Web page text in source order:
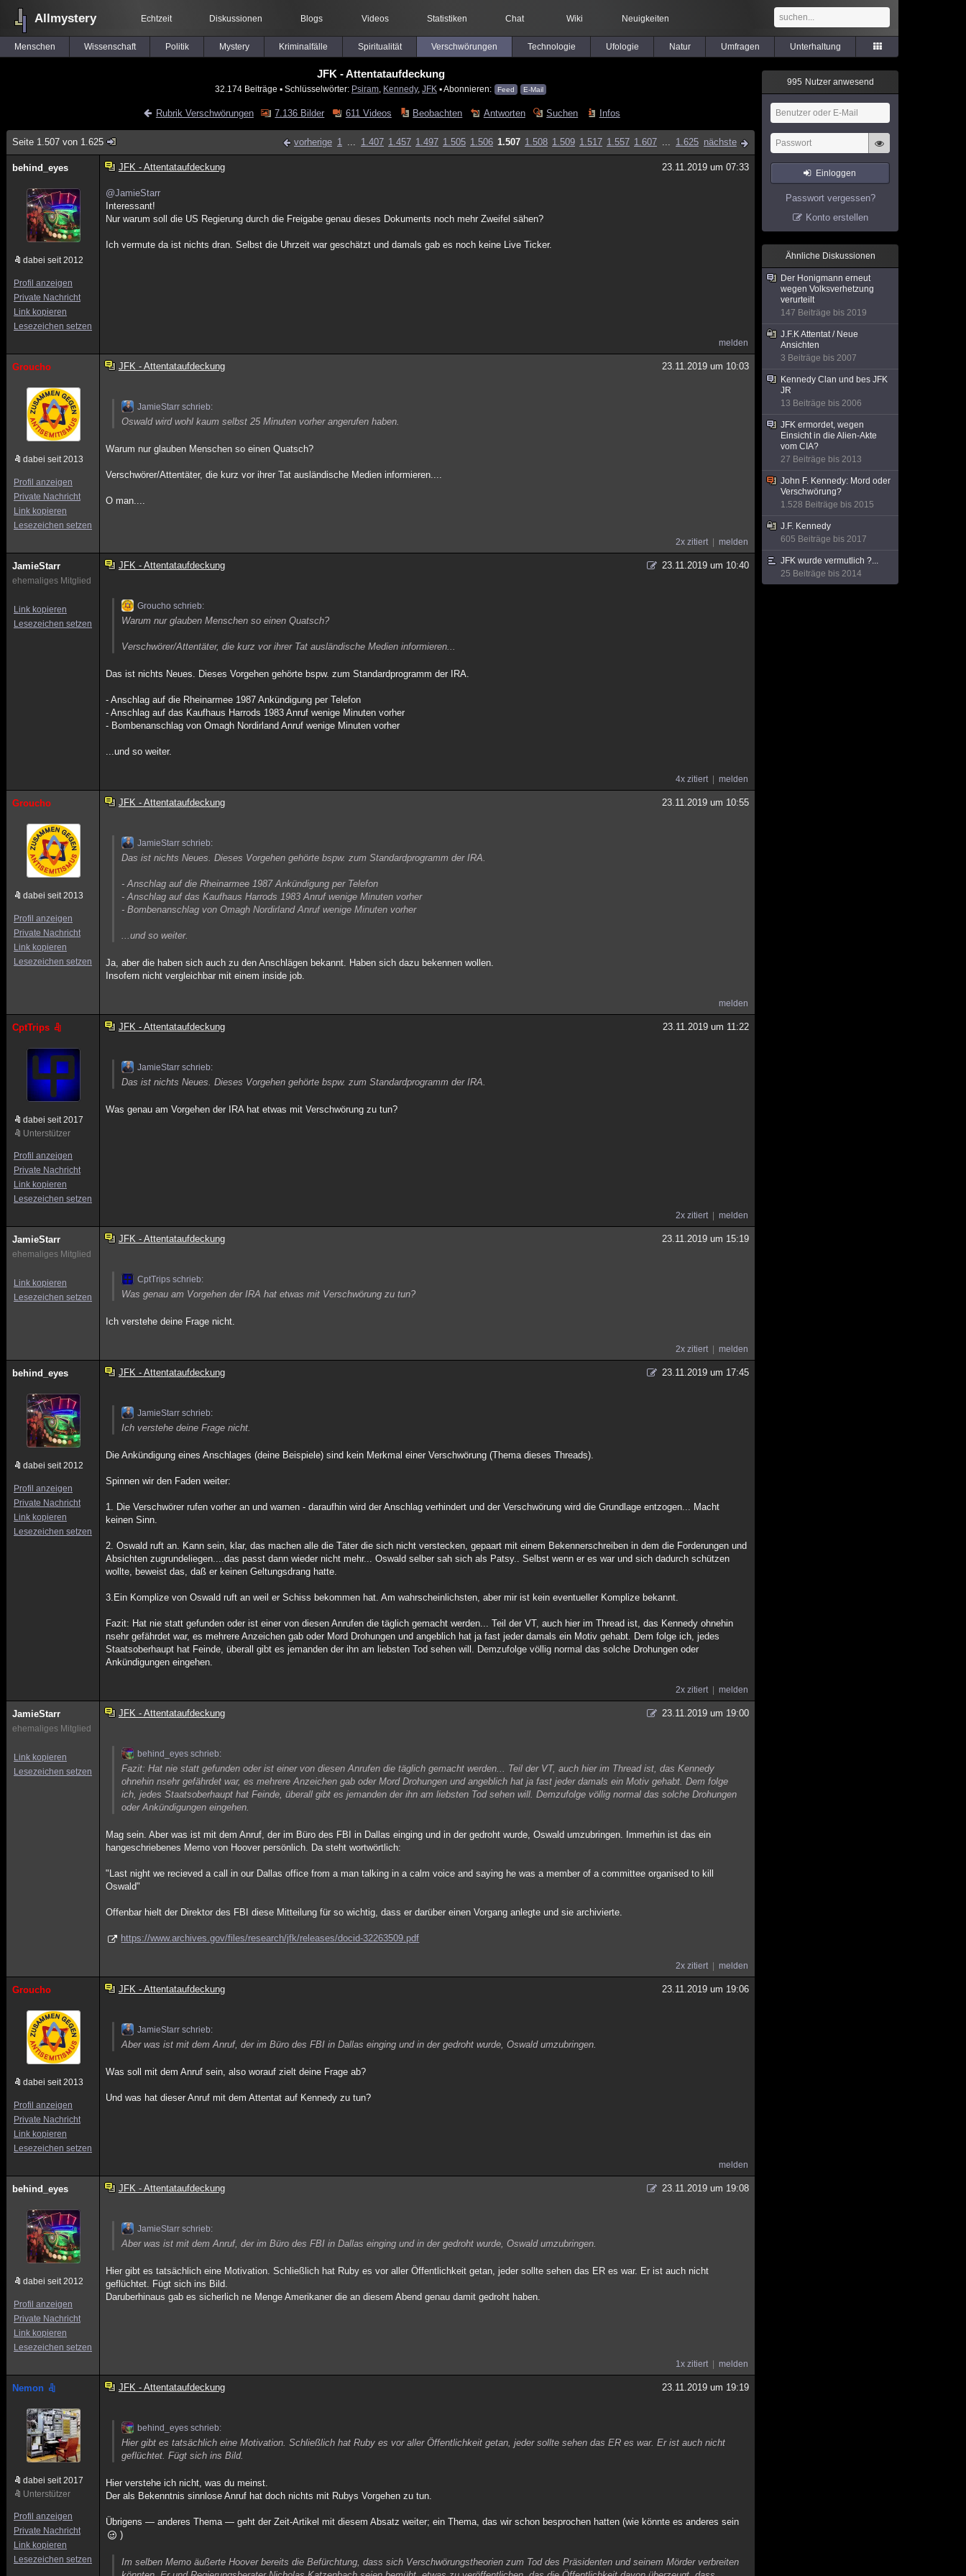
Allmystery Echtzeit Diskussionen Blogs Videos Statistiken Chat Wiki Neuigkeiten
Menschen Wissenschaft Politik Mystery Kriminalfälle Spiritualität Verschwörungen Technologie Ufologie Natur Umfragen Unterhaltung
JFK - Attentataufdeckung
32.174 Beiträge ▪ Schlüsselwörter: Psiram Kennedy, JFK ▪ Abonnieren: Feed E-Mail
Rubrik Verschwörungen 7.136 Bilder 611 Videos Beobachten Antworten Suchen Infos
Seite 1.507 von 1.625 vorherige 1 ... 1.407 1.457 1.497 1.505 1.506 1.507 1.508 1.509 1.517 1.557 1.607 ... 1.625 nächste
behind_eyes
dabei seit 2012
Profil anzeigen
Private Nachricht
Link kopieren
Lesezeichen setzen
JFK - Attentataufdeckung 23.11.2019 um 07:33
@JamieStarr
Interessant!
Nur warum soll die US Regierung durch die Freigabe genau dieses Dokuments noch mehr Zweifel sähen?
Ich vermute da ist nichts dran. Selbst die Uhrzeit war geschätzt und damals gab es noch keine Live Ticker.
melden
Groucho
dabei seit 2013
Profil anzeigen
Private Nachricht
Link kopieren
Lesezeichen setzen
JFK - Attentataufdeckung 23.11.2019 um 10:03
JamieStarr schrieb:
Oswald wird wohl kaum selbst 25 Minuten vorher angerufen haben.
Warum nur glauben Menschen so einen Quatsch?
Verschwörer/Attentäter, die kurz vor ihrer Tat ausländische Medien informieren....
O man....
2x zitiert melden
JamieStarr
ehemaliges Mitglied
Link kopieren
Lesezeichen setzen
JFK - Attentataufdeckung 23.11.2019 um 10:40
Groucho schrieb:
Warum nur glauben Menschen so einen Quatsch?
Verschwörer/Attentäter, die kurz vor ihrer Tat ausländische Medien informieren...
Das ist nichts Neues. Dieses Vorgehen gehörte bspw. zum Standardprogramm der IRA.
- Anschlag auf die Rheinarmee 1987 Ankündigung per Telefon
- Anschlag auf das Kaufhaus Harrods 1983 Anruf wenige Minuten vorher
- Bombenanschlag von Omagh Nordirland Anruf wenige Minuten vorher
...und so weiter.
4x zitiert melden
Groucho
dabei seit 2013
Profil anzeigen
Private Nachricht
Link kopieren
Lesezeichen setzen
JFK - Attentataufdeckung 23.11.2019 um 10:55
JamieStarr schrieb:
Das ist nichts Neues. Dieses Vorgehen gehörte bspw. zum Standardprogramm der IRA.
- Anschlag auf die Rheinarmee 1987 Ankündigung per Telefon
- Anschlag auf das Kaufhaus Harrods 1983 Anruf wenige Minuten vorher
- Bombenanschlag von Omagh Nordirland Anruf wenige Minuten vorher
...und so weiter.
Ja, aber die haben sich auch zu den Anschlägen bekannt. Haben sich dazu bekennen wollen.
Insofern nicht vergleichbar mit einem inside job.
melden
CptTrips
dabei seit 2017
Unterstützer
Profil anzeigen
Private Nachricht
Link kopieren
Lesezeichen setzen
JFK - Attentataufdeckung 23.11.2019 um 11:22
JamieStarr schrieb:
Das ist nichts Neues. Dieses Vorgehen gehörte bspw. zum Standardprogramm der IRA.
Was genau am Vorgehen der IRA hat etwas mit Verschwörung zu tun?
2x zitiert melden
JamieStarr
ehemaliges Mitglied
Link kopieren
Lesezeichen setzen
JFK - Attentataufdeckung 23.11.2019 um 15:19
CptTrips schrieb:
Was genau am Vorgehen der IRA hat etwas mit Verschwörung zu tun?
Ich verstehe deine Frage nicht.
2x zitiert melden
behind_eyes
dabei seit 2012
Profil anzeigen
Private Nachricht
Link kopieren
Lesezeichen setzen
JFK - Attentataufdeckung 23.11.2019 um 17:45
JamieStarr schrieb:
Ich verstehe deine Frage nicht.
Die Ankündigung eines Anschlages (deine Beispiele) sind kein Merkmal einer Verschwörung (Thema dieses Threads).
Spinnen wir den Faden weiter:
1. Die Verschwörer rufen vorher an und warnen - daraufhin wird der Anschlag verhindert und der Verschwörung wird die Grundlage entzogen... Macht
keinen Sinn.
2. Oswald ruft an. Kann sein, klar, das machen alle die Täter die sich nicht verstecken, gepaart mit einem Bekennerschreiben in dem die Forderungen und
Absichten zugrundeliegen....das passt dann wieder nicht mehr... Oswald selber sah sich als Patsy.. Selbst wenn er es war und sich dadurch schützen
wollte, beweist das, daß er keinen Geltungsdrang hatte.
3.Ein Komplize von Oswald ruft an weil er Schiss bekommen hat. Am wahrscheinlichsten, aber mir ist kein eventueller Komplize bekannt.
Fazit: Hat nie statt gefunden oder ist einer von diesen Anrufen die täglich gemacht werden... Teil der VT, auch hier im Thread ist, das Kennedy ohnehin
nsehr gefährdet war, es mehrere Anzeichen gab oder Mord Drohungen und angeblich hat ja fast jeder damals ein Motiv gehabt. Dem folge ich, jedes
Staatsoberhaupt hat Feinde, überall gibt es jemanden der ihn am liebsten Tod sehen will. Demzufolge völlig normal das solche Drohungen oder
Ankündigungen eingehen.
2x zitiert melden
JamieStarr
ehemaliges Mitglied
Link kopieren
Lesezeichen setzen
JFK - Attentataufdeckung 23.11.2019 um 19:00
behind_eyes schrieb:
Fazit: Hat nie statt gefunden oder ist einer von diesen Anrufen die täglich gemacht werden... Teil der VT, auch hier im Thread ist, das Kennedy
ohnehin nsehr gefährdet war, es mehrere Anzeichen gab oder Mord Drohungen und angeblich hat ja fast jeder damals ein Motiv gehabt. Dem folge
ich, jedes Staatsoberhaupt hat Feinde, überall gibt es jemanden der ihn am liebsten Tod sehen will. Demzufolge völlig normal das solche Drohungen
oder Ankündigungen eingehen.
Mag sein. Aber was ist mit dem Anruf, der im Büro des FBI in Dallas einging und in der gedroht wurde, Oswald umzubringen. Immerhin ist das ein
hangeschriebenes Memo von Hoover persönlich. Da steht wortwörtlich:
"Last night we recieved a call in our Dallas office from a man talking in a calm voice and saying he was a member of a committee organised to kill
Oswald"
Offenbar hielt der Direktor des FBI diese Mitteilung für so wichtig, dass er darüber einen Vorgang anlegte und sie archivierte.
https://www.archives.gov/files/research/jfk/releases/docid-32263509.pdf
2x zitiert melden
Groucho
dabei seit 2013
Profil anzeigen
Private Nachricht
Link kopieren
Lesezeichen setzen
JFK - Attentataufdeckung 23.11.2019 um 19:06
JamieStarr schrieb:
Aber was ist mit dem Anruf, der im Büro des FBI in Dallas einging und in der gedroht wurde, Oswald umzubringen.
Was soll mit dem Anruf sein, also worauf zielt deine Frage ab?
Und was hat dieser Anruf mit dem Attentat auf Kennedy zu tun?
melden
behind_eyes
dabei seit 2012
Profil anzeigen
Private Nachricht
Link kopieren
Lesezeichen setzen
JFK - Attentataufdeckung 23.11.2019 um 19:08
JamieStarr schrieb:
Aber was ist mit dem Anruf, der im Büro des FBI in Dallas einging und in der gedroht wurde, Oswald umzubringen.
Hier gibt es tatsächlich eine Motivation. Schließlich hat Ruby es vor aller Öffentlichkeit getan, jeder sollte sehen das ER es war. Er ist auch nicht
geflüchtet. Fügt sich ins Bild.
Daruberhinaus gab es sicherlich ne Menge Amerikaner die an diesem Abend genau damit gedroht haben.
1x zitiert melden
Nemon
dabei seit 2017
Unterstützer
Profil anzeigen
Private Nachricht
Link kopieren
Lesezeichen setzen
JFK - Attentataufdeckung 23.11.2019 um 19:19
behind_eyes schrieb:
Hier gibt es tatsächlich eine Motivation. Schließlich hat Ruby es vor aller Öffentlichkeit getan, jeder sollte sehen das ER es war. Er ist auch nicht
geflüchtet. Fügt sich ins Bild.
Hier verstehe ich nicht, was du meinst.
Der als Bekenntnis sinnlose Anruf hat doch nichts mit Rubys Vorgehen zu tun.
Übrigens — anderes Thema — geht der Zeit-Artikel mit diesem Absatz weiter; ein Thema, das wir schon besprochen hatten (wie könnte es anderes sein
)
Im selben Memo äußerte Hoover bereits die Befürchtung, dass sich Verschwörungstheorien zum Tod des Präsidenten und seinem Mörder verbreiten
995 Nutzer anwesend
Einloggen
Passwort vergessen?
Konto erstellen
Ähnliche Diskussionen
Der Honigmann erneut
wegen Volksverhetzung
verurteilt
147 Beiträge bis 2019
J.F.K Attentat / Neue
Ansichten
3 Beiträge bis 2007
Kennedy Clan und bes JFK
JR
13 Beiträge bis 2006
JFK ermordet, wegen
Einsicht in die Alien-Akte
vom CIA?
27 Beiträge bis 2013
John F. Kennedy: Mord oder
Verschwörung?
1.528 Beiträge bis 2015
J.F. Kennedy
605 Beiträge bis 2017
JFK wurde vermutlich ?...
25 Beiträge bis 2014